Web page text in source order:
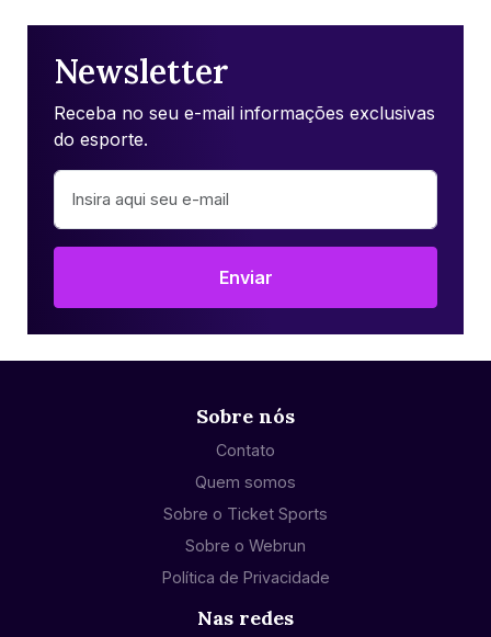
Newsletter
Receba no seu e-mail informações exclusivas
do esporte.
Enviar
Sobre nós
Contato
Quem somos
Sobre o Ticket Sports
Sobre o Webrun
Política de Privacidade
Nas redes